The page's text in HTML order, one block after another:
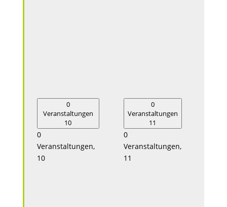
0
Veranstaltungen
10
0
Veranstaltungen,
10
0
Veranstaltungen
11
0
Veranstaltungen,
11